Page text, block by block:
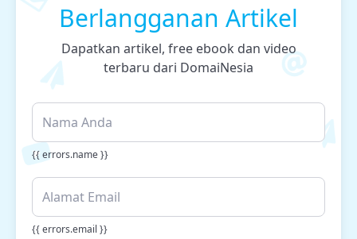
Berlangganan Artikel
Dapatkan artikel, free ebook dan video
terbaru dari DomaiNesia
{{ errors.name }}
{{ errors.email }}